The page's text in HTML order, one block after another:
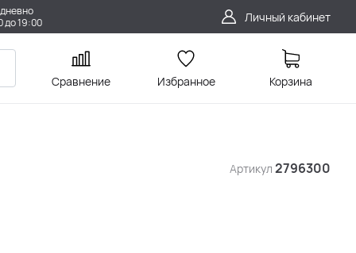
до 19:00
Личный кабинет
Сравнение Избранное Корзина
Артикул 2796300